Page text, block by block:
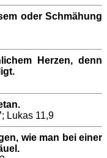
oder Schmähung
Herzen, denn
Lukas 11,9
wie man bei einer